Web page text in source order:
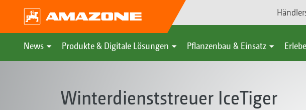
News Produkte & Digitale Lösungen Pflanzenbau & Einsatz
Winterdienststreuer IceTiger